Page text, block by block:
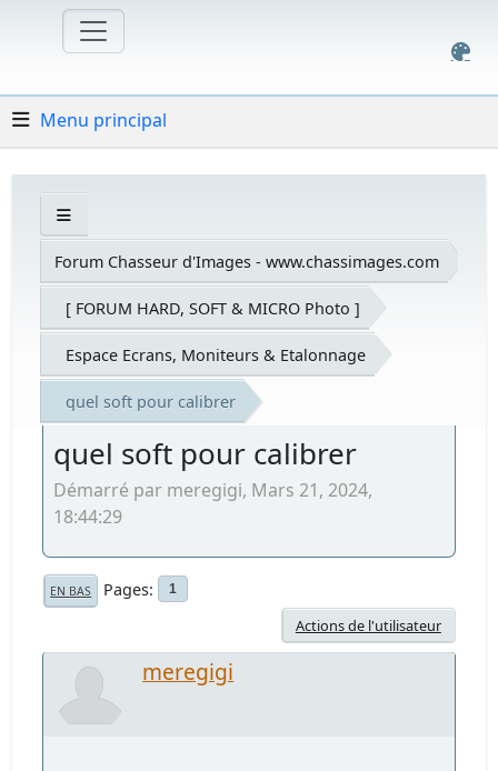
Menu principal
Forum Chasseur d'Images - www.chassimages.com
[ FORUM HARD, SOFT & MICRO Photo ]
Espace Ecrans, Moniteurs & Etalonnage
quel soft pour calibrer
quel soft pour calibrer
Démarré par meregigi, Mars 21, 2024,
18:44:29
EN BAS Pages 1
Actions de l'utilisateur
meregigi